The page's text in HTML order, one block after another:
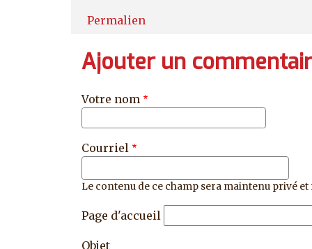
Permalien
Ajouter un
Votre nom
Courriel
Le contenu de ce champ sera maintenu privé
Page d'accueil
Objet